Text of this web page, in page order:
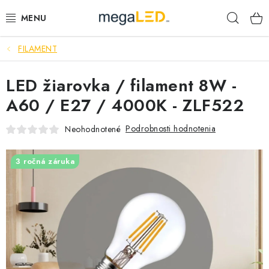
na
PRIEMYSEL
SVIETIDLÁ
ŽIAROVKY A TRUBICE
ELEKTROMATERIÁL
VENTILÁTORY
SAMSUNG SVIETIDLÁ
FILAMENT
LED žiarovka / filament 8W -
A60 / E27 / 4000K - ZLF522
Neohodnotené Podrobnosti hodnotenia
3 ročná záruka